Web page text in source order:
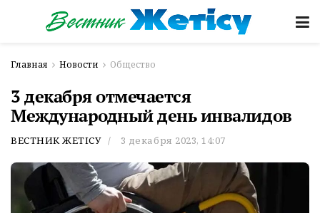
Главная Новости Общество
3 декабря отмечается
Международный день инвалидов
ВЕСТНИК ЖЕТІСУ 3 декабря 2023, 14:07